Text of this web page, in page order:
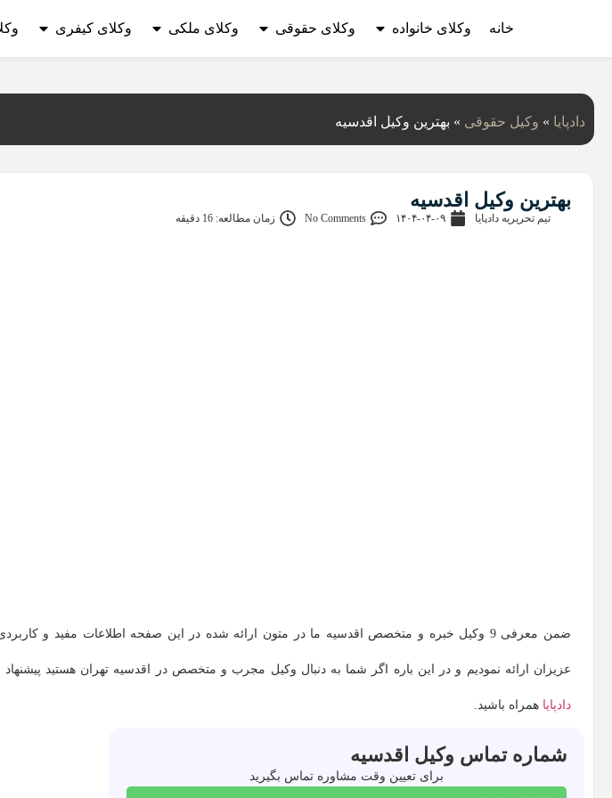
خانه وکلای خانواده وکلای حقوقی وکلای ملکی وکلای کیفری
دادپایا » وکیل حقوقی » بهترین وکیل اقدسیه
بهترین وکیل اقدسیه
تیم تحریریه دادپایا ۱۴۰۴-۰۴-۰۹ No Comments زمان مطالعه: 16 دقیقه
ضمن معرفی 9 وکیل خبره و متخصص اقدسیه ما در متون ارائه شده در این صفحه اطلاعات مفید و
عزیزان ارائه نمودیم و در این باره اگر شما به دنبال وکیل مجرب و متخصص در اقدسیه تهران هستید
دادپایا همراه باشید.
شماره تماس وکیل اقدسیه
برای تعیین وقت مشاوره تماس بگیرید